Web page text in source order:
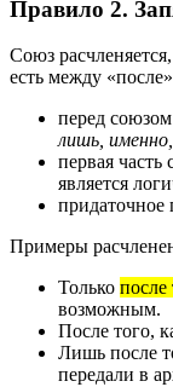
Правило 2.
Союз
есть между
перед
лишь,
первая часть
является
придаточное
Примеры
Только после
возможным.
После того,
Лишь после
передали в